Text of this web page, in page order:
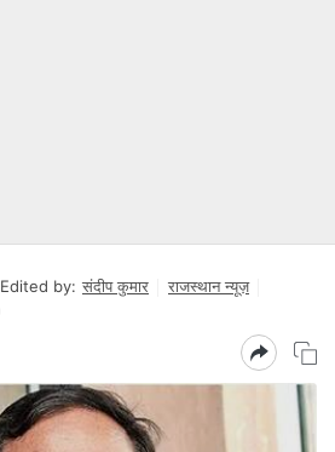
Edited by: संदीप कुमार
राजस्थान न्यूज़